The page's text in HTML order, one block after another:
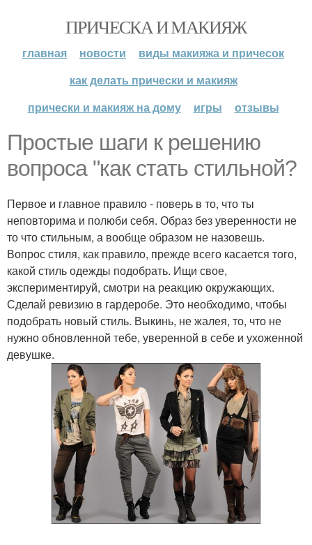
ПРИЧЕСКА И МАКИЯЖ
главная новости
виды макияжа и причесок
как делать прически и макияж
прически и макияж на дому
игры отзывы
Простые шаги к решению
вопроса "как стать стильной?
Первое и главное правило - поверь в то, что ты
неповторима и полюби себя. Образ без уверенности не
то что стильным, а вообще образом не назовешь.
Вопрос стиля, как правило, прежде всего касается того,
какой стиль одежды подобрать. Ищи свое,
экспериментируй, смотри на реакцию окружающих.
Сделай ревизию в гардеробе. Это необходимо, чтобы
подобрать новый стиль. Выкинь, не жалея, то, что не
нужно обновленной тебе, уверенной в себе и ухоженной
девушке.